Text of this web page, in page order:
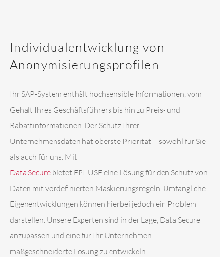
Individualentwicklung von
Anonymisierungsprofilen
Ihr SAP-System enthält hochsensible Informationen, vom
Gehalt Ihres Geschäftsführers bis hin zu Preis- und
Rabattinformationen. Der Schutz Ihrer
Unternehmensdaten hat oberste Priorität – sowohl für Sie
als auch für uns. Mit
Data Secure bietet EPI-USE eine Lösung für den Schutz von
Daten mit vordefinierten Maskierungsregeln. Umfängliche
Eigenentwicklungen können hierbei jedoch ein Problem
darstellen. Unsere Experten sind in der Lage, Data Secure
anzupassen und eine für Ihr Unternehmen
maßgeschneiderte Lösung zu entwickeln.